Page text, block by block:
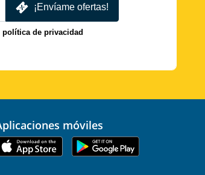
¡Envíame ofertas!
política de privacidad
Aplicaciones móviles